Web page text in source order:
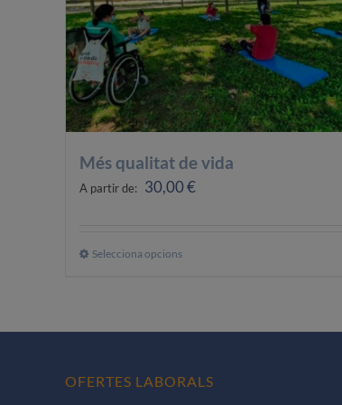
Més qualitat de vida
A partir de: 30,00€
Selecciona opcionsAquest
diverses
Les
OFERTES LABORALS